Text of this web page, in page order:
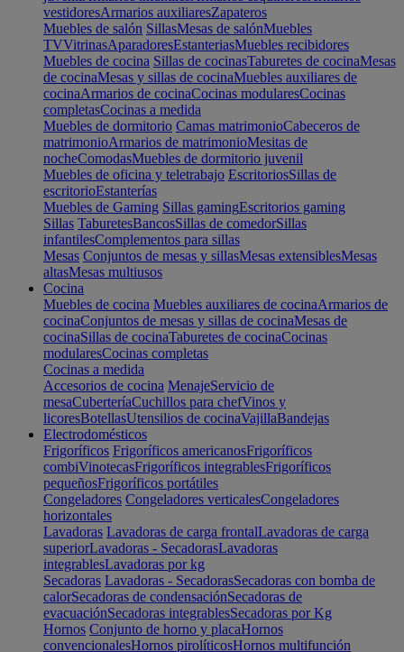
vestidoresArmarios auxiliaresZapateros
Muebles de salón SillasMesas de salónMuebles
TVVitrinasAparadoresEstanteriasMuebles recibidores
Muebles de cocina Sillas de cocinasTaburetes de cocinaMesas
de cocinaMesas y sillas de cocinaMuebles auxiliares de
cocinaArmarios de cocinaCocinas modularesCocinas
completasCocinas a medida
Muebles de dormitorio Camas matrimonioCabeceros de
matrimonioArmarios de matrimonioMesitas de
nocheComodasMuebles de dormitorio juvenil
Muebles de oficina y teletrabajo EscritoriosSillas de
escritorioEstanterías
Muebles de Gaming Sillas gamingEscritorios gaming
Sillas TaburetesBancosSillas de comedorSillas
infantilesComplementos para sillas
Mesas Conjuntos de mesas y sillasMesas extensiblesMesas
altasMesas multiusos
Cocina
Muebles de cocina Muebles auxiliares de cocinaArmarios de
cocinaConjuntos de mesas y sillas de cocinaMesas de
cocinaSillas de cocinaTaburetes de cocinaCocinas
modularesCocinas completas
Cocinas a medida
Accesorios de cocina MenajeServicio de
mesaCuberteríaCuchillos para chefVinos y
licoresBotellasUtensilios de cocinaVajillaBandejas
Electrodomésticos
Frigoríficos Frigoríficos americanosFrigoríficos
combiVinotecasFrigoríficos integrablesFrigoríficos
pequeñosFrigoríficos portátiles
Congeladores Congeladores verticalesCongeladores
horizontales
Lavadoras Lavadoras de carga frontalLavadoras de carga
superiorLavadoras - SecadorasLavadoras
integrablesLavadoras por kg
Secadoras Lavadoras - SecadorasSecadoras con bomba de
calorSecadoras de condensaciónSecadoras de
evacuaciónSecadoras integrablesSecadoras por Kg
Hornos Conjunto de horno y placaHornos
convencionalesHornos pirolíticosHornos multifunción